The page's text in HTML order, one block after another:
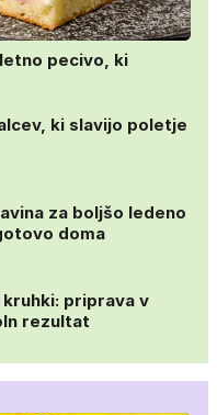
pecivo, ki
ki slavijo poletje
za boljšo ledeno
doma
priprava v
rezultat